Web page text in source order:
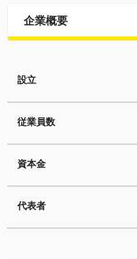
企業概要
設立
従業員数
資本金
代表者